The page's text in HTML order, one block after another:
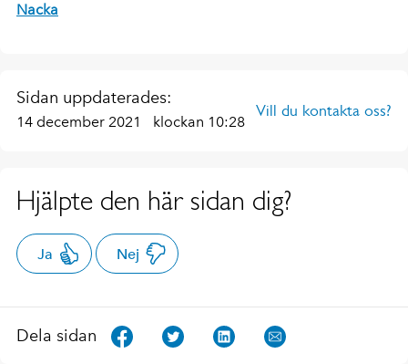
Nacka
Sidan uppdaterades:
14 december 2021 klockan 10:28
Vill du kontakta oss?
Hjälpte den här sidan dig?
Ja Nej
Dela sidan